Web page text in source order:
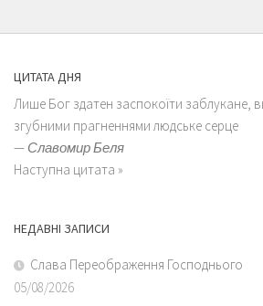
ЦИТАТА ДНЯ
Лише Бог здатен заспокоїти заблукане,
згубними прагненнями людське серце
— Славомир Беля
Наступна цитата »
НЕДАВНІ ЗАПИСИ
Слава Переображення Господнього
05/08/2026